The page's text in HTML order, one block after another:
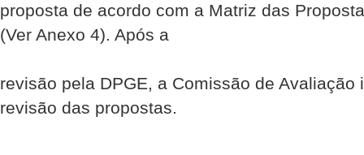
proposta de acordo com a Matriz das
(Ver Anexo 4). Após a
revisão pela DPGE, a Comissão de Avaliação
revisão das propostas.